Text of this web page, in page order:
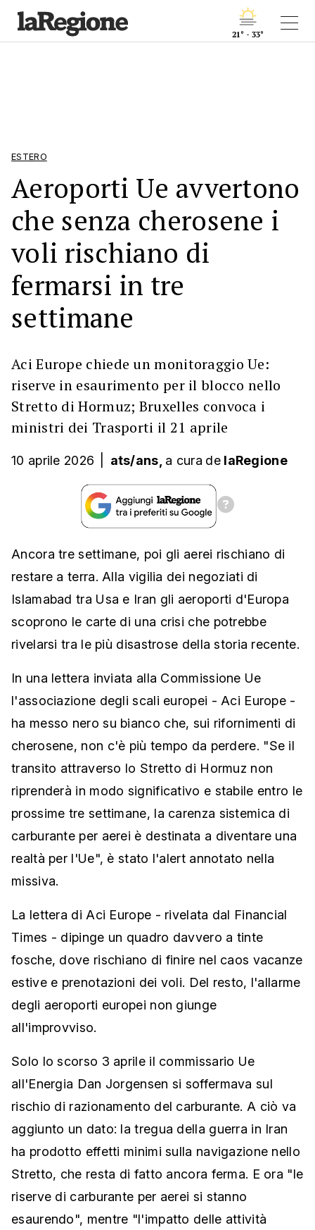
21° - 33°
ESTERO
Aeroporti Ue avvertono
che senza cherosene i
voli rischiano di
fermarsi in tre
settimane
Aci Europe chiede un monitoraggio Ue:
riserve in esaurimento per il blocco nello
Stretto di Hormuz; Bruxelles convoca i
ministri dei Trasporti il 21 aprile
10 aprile 2026 ats/ans, a cura de laRegione
Ancora tre settimane, poi gli aerei rischiano di
restare a terra. Alla vigilia dei negoziati di
Islamabad tra Usa e Iran gli aeroporti d'Europa
scoprono le carte di una crisi che potrebbe
rivelarsi tra le più disastrose della storia recente.
In una lettera inviata alla Commissione Ue
l'associazione degli scali europei - Aci Europe -
ha messo nero su bianco che, sui rifornimenti di
cherosene, non c'è più tempo da perdere. "Se il
transito attraverso lo Stretto di Hormuz non
riprenderà in modo significativo e stabile entro le
prossime tre settimane, la carenza sistemica di
carburante per aerei è destinata a diventare una
realtà per l'Ue", è stato l'alert annotato nella
missiva.
La lettera di Aci Europe - rivelata dal Financial
Times - dipinge un quadro davvero a tinte
fosche, dove rischiano di finire nel caos vacanze
estive e prenotazioni dei voli. Del resto, l'allarme
degli aeroporti europei non giunge
all'improvviso.
Solo lo scorso 3 aprile il commissario Ue
all'Energia Dan Jorgensen si soffermava sul
rischio di razionamento del carburante. A ciò va
aggiunto un dato: la tregua della guerra in Iran
ha prodotto effetti minimi sulla navigazione nello
Stretto, che resta di fatto ancora ferma. E ora "le
riserve di carburante per aerei si stanno
esaurendo", mentre "l'impatto delle attività